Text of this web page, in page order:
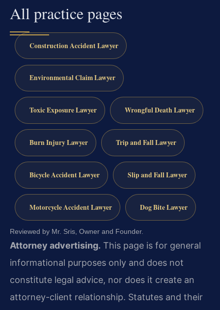
All practice pages
Construction Accident Lawyer
Environmental Claim Lawyer
Toxic Exposure Lawyer Wrongful Death Lawyer
Burn Injury Lawyer Trip and Fall Lawyer
Bicycle Accident Lawyer Slip and Fall Lawyer
Motorcycle Accident Lawyer Dog Bite Lawyer
Reviewed by Mr. Sris, Owner and Founder.
Attorney advertising. This page is for general
informational purposes only and does not
constitute legal advice, nor does it create an
attorney-client relationship. Statutes and their